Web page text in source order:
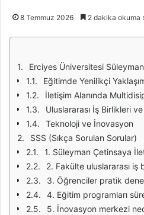
8 Temmuz 2026 2 dakika okuma
Erciyes Üniversitesi Süleyman Çetinsaya
Eğitimde Yenilikçi
İletişim Alanında
Uluslararası İş Birlikleri
Teknoloji ve İnovasyon
SSS (Sıkça Sorulan Sorular)
1. Süleyman Çetinsaya İletişim
2. Fakülte uluslararası iş
3. Öğrenciler pratik
4. Eğitim programları
5. İnovasyon merkezi